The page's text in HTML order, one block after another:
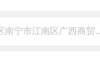
南宁市江南区广西商贸..